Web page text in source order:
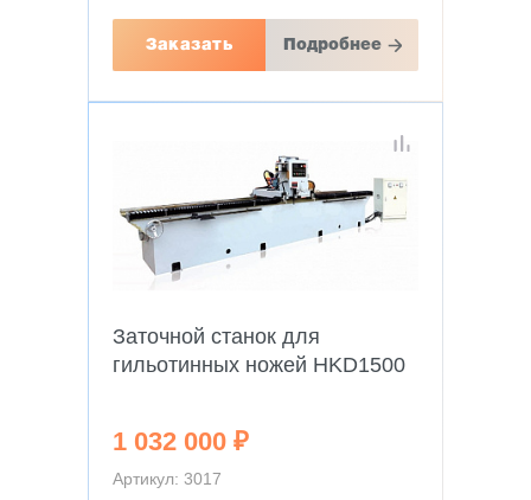
Заказать Подробнее
Заточной станок для
гильотинных ножей HKD1500
1 032 000 ₽
Артикул: 3017